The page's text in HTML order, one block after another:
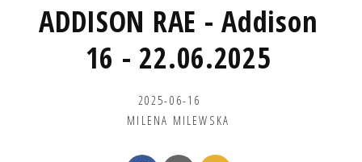
ADDISON RAE - Addison
16 - 22.06.2025
2025-06-16
MILENA MILEWSKA